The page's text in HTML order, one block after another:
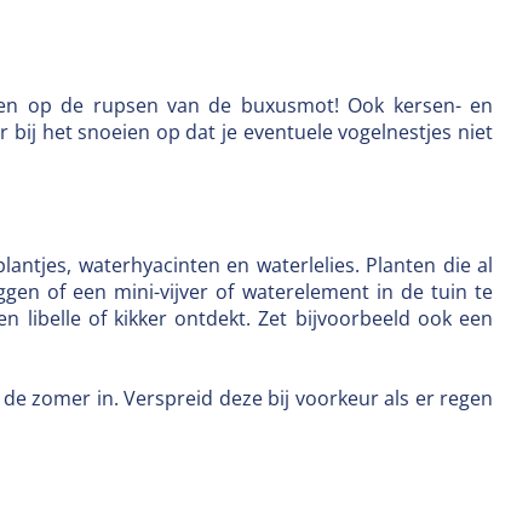
op de rupsen van de buxusmot! Ook kersen- en
het snoeien op dat je eventuele vogelnestjes niet
waterhyacinten en waterlelies. Planten die al
of een mini-vijver of waterelement in de tuin te
libelle of kikker ontdekt. Zet bijvoorbeeld ook een
zomer in. Verspreid deze bij voorkeur als er regen